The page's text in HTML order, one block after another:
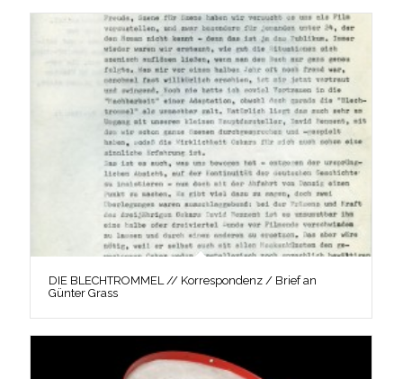
DIE BLECHTROMMEL // Korrespondenz / Brief an
Günter Grass